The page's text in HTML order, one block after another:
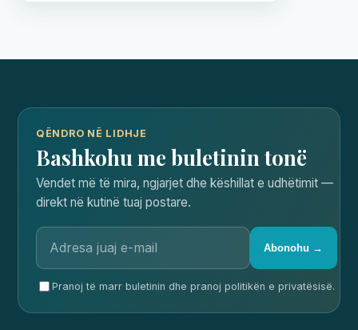
QËNDRO NË LIDHJE
Bashkohu me buletinin tonë
Vendet më të mira, ngjarjet dhe këshillat e udhëtimit —
direkt në kutinë tuaj postare.
Abonohu →
Pranoj të marr buletinin dhe pranoj politikën e privatësisë.